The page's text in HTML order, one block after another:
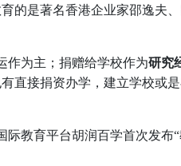
的是著名香港企业家邵逸夫
作为主；捐赠给学校作为研究
直接捐资办学，建立学校或
教育平台胡润百学首次发布